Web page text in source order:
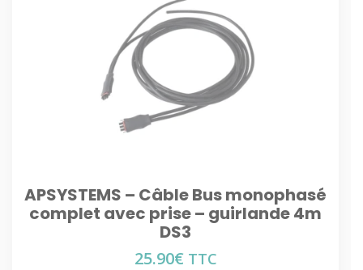
APSYSTEMS – Câble Bus monophasé
complet avec prise – guirlande 4m
DS3
25.90€ TTC